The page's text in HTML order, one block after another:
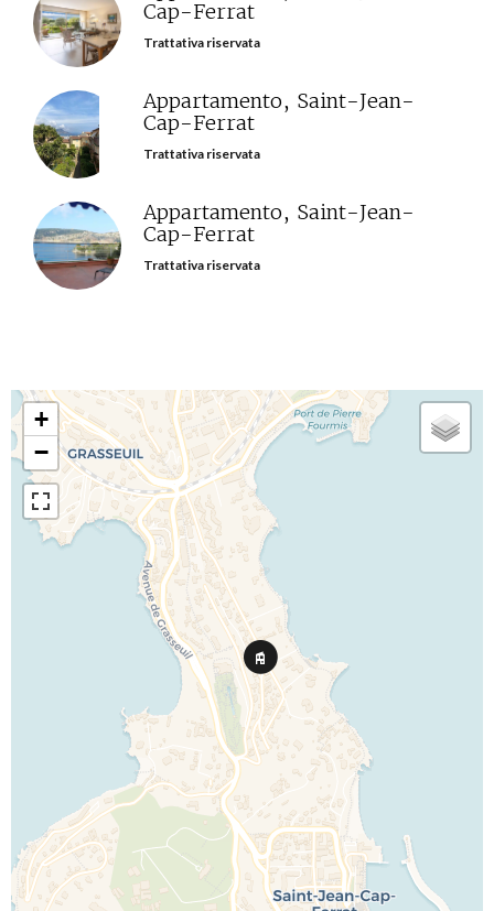
Cap-Ferrat
Trattativa riservata
Appartamento, Saint-Jean-
Cap-Ferrat
Trattativa riservata
Appartamento, Saint-Jean-
Cap-Ferrat
Trattativa riservata
+
−